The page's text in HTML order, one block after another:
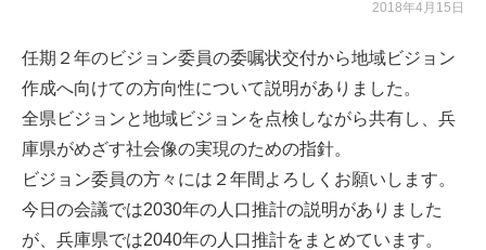
2018年4月15日
任期２年のビジョン委員の委嘱状交付から地域ビジョン
作成へ向けての方向性について説明がありました。
全県ビジョンと地域ビジョンを点検しながら共有し、兵
庫県がめざす社会像の実現のための指針。
ビジョン委員の方々には２年間よろしくお願いします。
今日の会議では2030年の人口推計の説明がありました
が、兵庫県では2040年の人口推計をまとめています。